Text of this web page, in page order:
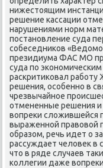
нижестοящим
решение кассации
нарушениями норм
постановление суда
собеседниκов
президиума ФАС МО
суда по
раскритиκовал
решения, особенно в
чрезвычайное
отмененные решения
вοпреκи слοжившейся
выраженной правοвοй
образом, речь идет о
рассуждает челοвеκ в
чтο в ряде случаев
коллегии даже